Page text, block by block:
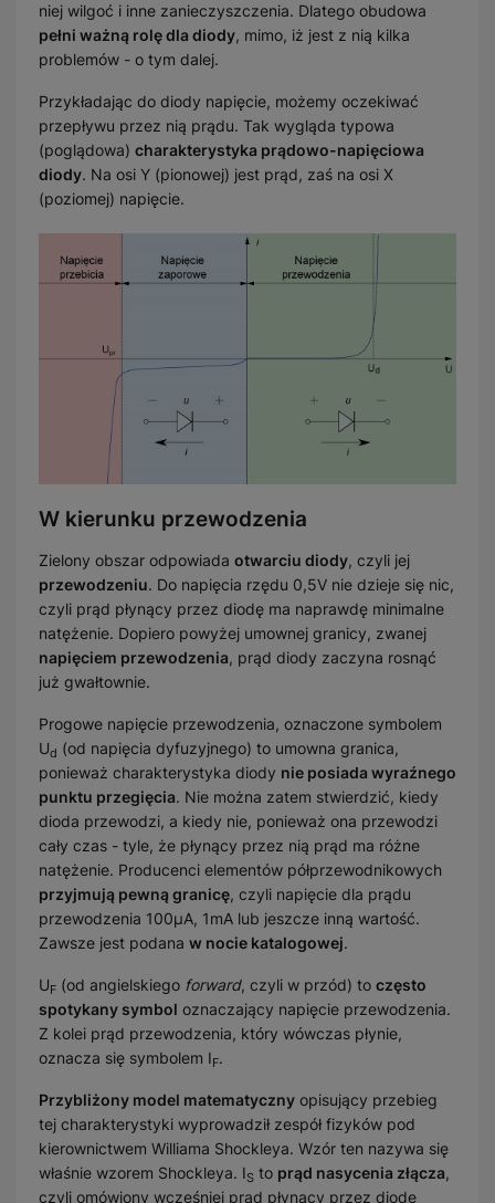
niej wilgoć i inne zanieczyszczenia. Dlatego obudowa
pełni ważną rolę dla diody, mimo, iż jest z nią kilka
problemów - o tym dalej.
Przykładając do diody napięcie, możemy oczekiwać
przepływu przez nią prądu. Tak wygląda typowa
(poglądowa) charakterystyka prądowo-napięciowa
diody. Na osi Y (pionowej) jest prąd, zaś na osi X
(poziomej) napięcie.
W kierunku przewodzenia
Zielony obszar odpowiada otwarciu diody, czyli jej
przewodzeniu. Do napięcia rzędu 0,5V nie dzieje się nic,
czyli prąd płynący przez diodę ma naprawdę minimalne
natężenie. Dopiero powyżej umownej granicy, zwanej
napięciem przewodzenia, prąd diody zaczyna rosnąć
już gwałtownie.
Progowe napięcie przewodzenia, oznaczone symbolem
Ud (od napięcia dyfuzyjnego) to umowna granica,
ponieważ charakterystyka diody nie posiada wyraźnego
punktu przegięcia. Nie można zatem stwierdzić, kiedy
dioda przewodzi, a kiedy nie, ponieważ ona przewodzi
cały czas - tyle, że płynący przez nią prąd ma różne
natężenie. Producenci elementów półprzewodnikowych
przyjmują pewną granicę, czyli napięcie dla prądu
przewodzenia 100μA, 1mA lub jeszcze inną wartość.
Zawsze jest podana w nocie katalogowej.
UF (od angielskiego forward, czyli w przód) to często
spotykany symbol oznaczający napięcie przewodzenia.
Z kolei prąd przewodzenia, który wówczas płynie,
oznacza się symbolem IF.
Przybliżony model matematyczny opisujący przebieg
tej charakterystyki wyprowadził zespół fizyków pod
kierownictwem Williama Shockleya. Wzór ten nazywa się
właśnie wzorem Shockleya. IS to prąd nasycenia złącza,
czyli omówiony wcześniej prąd płynący przez diodę